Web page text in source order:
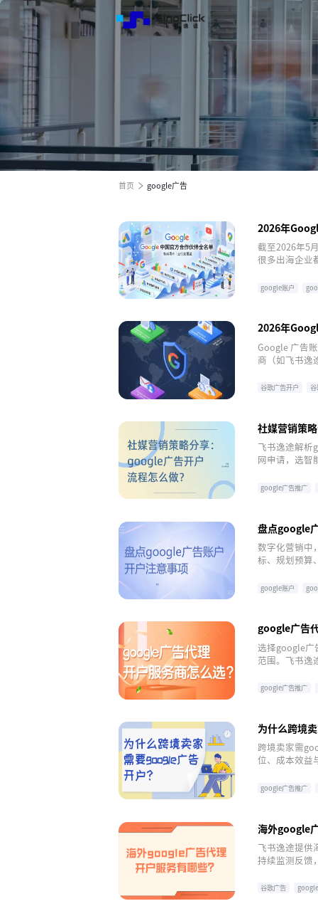
跨境电商全渠道效果营销
跨境电商全渠道效果营销
跨境电商全渠道效果营销
首页 google广告
2026年
精选推荐
截至2026年5
很多出海企业
出少走弯路的
google账户
2026年
Google 广告
商（如飞书逸
谷歌广告开户 谷
社媒营销策
飞书逸途解析
网申请，选智
驭google广告
google广告推广
盘点google
数字化营销中
标、规划预算
google账户
google广告
选择google广
范围。飞书逸
google广告推广
为什么跨境
跨境卖家需
位、成本效益
google广告推广
海外google
飞书逸途提供
持续监测反馈
谷歌广告